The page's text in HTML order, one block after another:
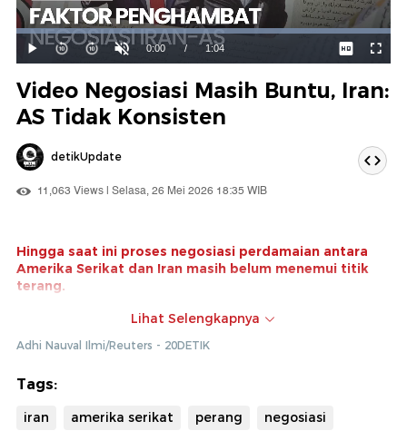
Mainkan
Suara
Hidup
Waktu
0:00 / Durasi
1:04
Dimuat:
100.00%
Video Negosiasi Masih Buntu, Iran:
AS Tidak Konsisten
detikUpdate
11,063 Views | Selasa, 26 Mei 2026 18:35 WIB
Hingga saat ini proses negosiasi perdamaian antara
Amerika Serikat dan Iran masih belum menemui titik
terang.
Juru bicara pemerintahan Iran, Fatemeh Mohajerani,
Amerika Serikat yang kerap tak konsisten.
Klik di sini untuk melihat video lainnya!
Lihat Selengkapnya
Adhi Nauval Ilmi/Reuters - 20DETIK
Tags:
iran amerika serikat perang
negosiasi